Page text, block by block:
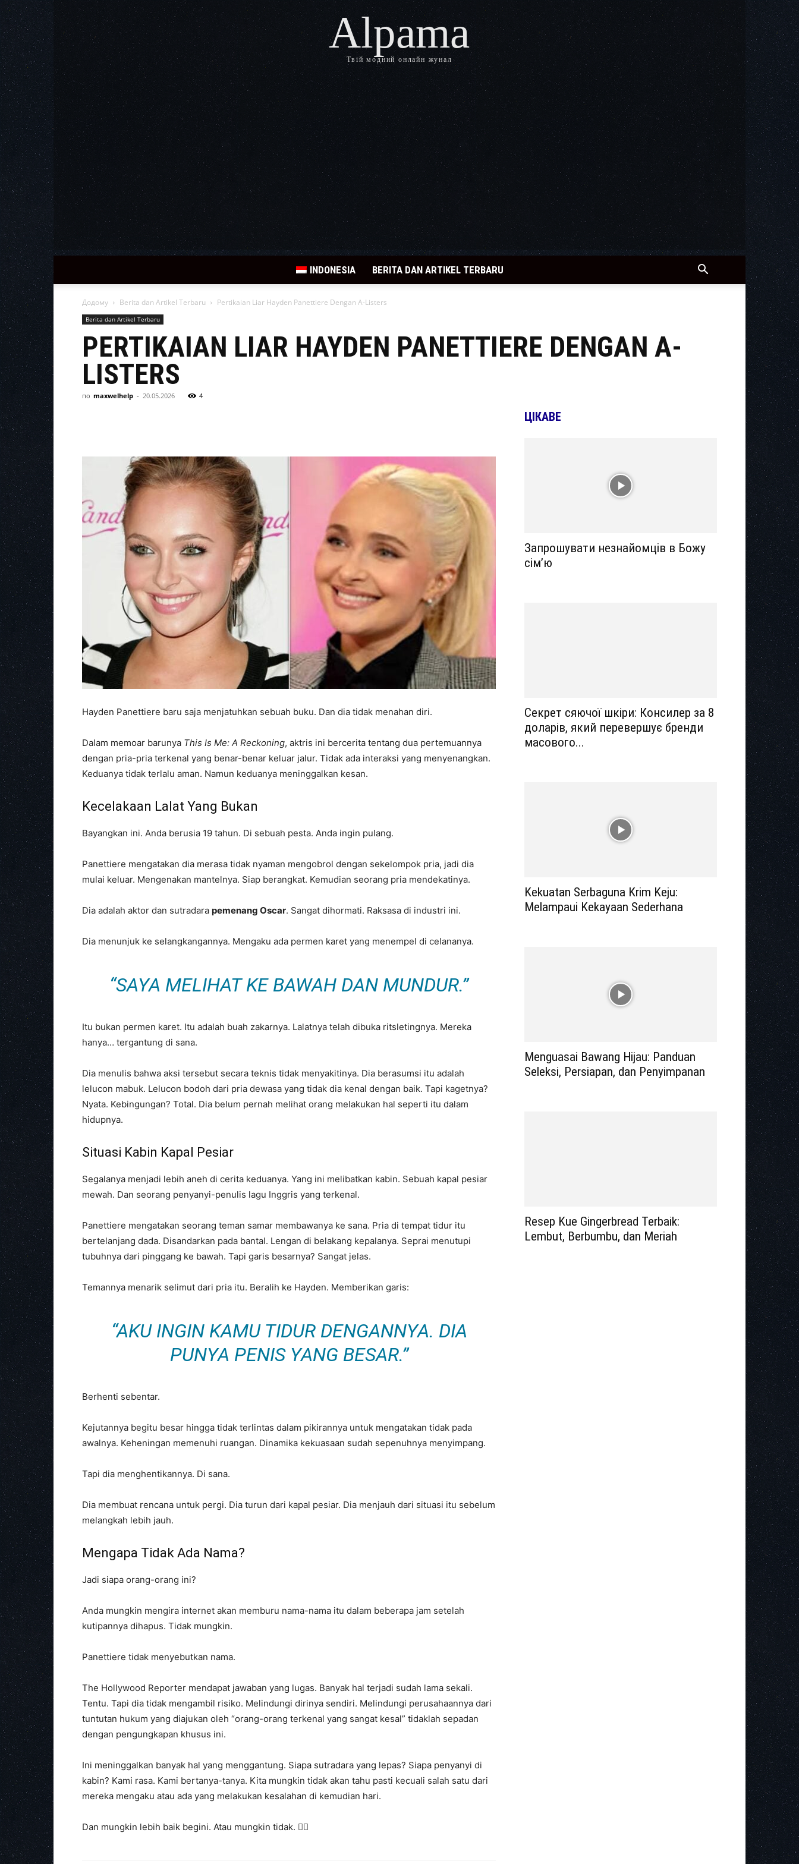
Alpama
Твій модний онлайн жунал
INDONESIA BERITA DAN ARTIKEL TERBARU
Додому Berita dan Artikel Terbaru Pertikaian Liar Hayden Panettiere Dengan A-Listers
Berita dan Artikel Terbaru
PERTIKAIAN LIAR HAYDEN PANETTIERE DENGAN A-
LISTERS
по maxwelhelp - 20.05.2026 4
Hayden Panettiere baru saja menjatuhkan sebuah buku. Dan dia tidak menahan diri.
Dalam memoar barunya This Is Me: A Reckoning, aktris ini bercerita tentang dua pertemuannya
dengan pria-pria terkenal yang benar-benar keluar jalur. Tidak ada interaksi yang menyenangkan.
Keduanya tidak terlalu aman. Namun keduanya meninggalkan kesan.
Kecelakaan Lalat Yang Bukan
Bayangkan ini. Anda berusia 19 tahun. Di sebuah pesta. Anda ingin pulang.
Panettiere mengatakan dia merasa tidak nyaman mengobrol dengan sekelompok pria, jadi dia
mulai keluar. Mengenakan mantelnya. Siap berangkat. Kemudian seorang pria mendekatinya.
Dia adalah aktor dan sutradara pemenang Oscar. Sangat dihormati. Raksasa di industri ini.
Dia menunjuk ke selangkangannya. Mengaku ada permen karet yang menempel di celananya.
“SAYA MELIHAT KE BAWAH DAN MUNDUR.”
Itu bukan permen karet. Itu adalah buah zakarnya. Lalatnya telah dibuka ritsletingnya. Mereka
hanya… tergantung di sana.
Dia menulis bahwa aksi tersebut secara teknis tidak menyakitinya. Dia berasumsi itu adalah
lelucon mabuk. Lelucon bodoh dari pria dewasa yang tidak dia kenal dengan baik. Tapi kagetnya?
Nyata. Kebingungan? Total. Dia belum pernah melihat orang melakukan hal seperti itu dalam
hidupnya.
Situasi Kabin Kapal Pesiar
Segalanya menjadi lebih aneh di cerita keduanya. Yang ini melibatkan kabin. Sebuah kapal pesiar
mewah. Dan seorang penyanyi-penulis lagu Inggris yang terkenal.
Panettiere mengatakan seorang teman samar membawanya ke sana. Pria di tempat tidur itu
bertelanjang dada. Disandarkan pada bantal. Lengan di belakang kepalanya. Seprai menutupi
tubuhnya dari pinggang ke bawah. Tapi garis besarnya? Sangat jelas.
Temannya menarik selimut dari pria itu. Beralih ke Hayden. Memberikan garis:
“AKU INGIN KAMU TIDUR DENGANNYA. DIA
PUNYA PENIS YANG BESAR.”
Berhenti sebentar.
Kejutannya begitu besar hingga tidak terlintas dalam pikirannya untuk mengatakan tidak pada
awalnya. Keheningan memenuhi ruangan. Dinamika kekuasaan sudah sepenuhnya menyimpang.
Tapi dia menghentikannya. Di sana.
Dia membuat rencana untuk pergi. Dia turun dari kapal pesiar. Dia menjauh dari situasi itu sebelum
melangkah lebih jauh.
Mengapa Tidak Ada Nama?
Jadi siapa orang-orang ini?
Anda mungkin mengira internet akan memburu nama-nama itu dalam beberapa jam setelah
kutipannya dihapus. Tidak mungkin.
Panettiere tidak menyebutkan nama.
The Hollywood Reporter mendapat jawaban yang lugas. Banyak hal terjadi sudah lama sekali.
Tentu. Tapi dia tidak mengambil risiko. Melindungi dirinya sendiri. Melindungi perusahaannya dari
tuntutan hukum yang diajukan oleh “orang-orang terkenal yang sangat kesal” tidaklah sepadan
dengan pengungkapan khusus ini.
Ini meninggalkan banyak hal yang menggantung. Siapa sutradara yang lepas? Siapa penyanyi di
kabin? Kami rasa. Kami bertanya-tanya. Kita mungkin tidak akan tahu pasti kecuali salah satu dari
mereka mengaku atau ada yang melakukan kesalahan di kemudian hari.
Dan mungkin lebih baik begini. Atau mungkin tidak. 🤷‍♀️
ЦІКАВЕ
Запрошувати незнайомців в Божу
сім’ю
Секрет сяючої шкіри: Консилер за 8
доларів, який перевершує бренди
масового...
Kekuatan Serbaguna Krim Keju:
Melampaui Kekayaan Sederhana
Menguasai Bawang Hijau: Panduan
Seleksi, Persiapan, dan Penyimpanan
Resep Kue Gingerbread Terbaik:
Lembut, Berbumbu, dan Meriah